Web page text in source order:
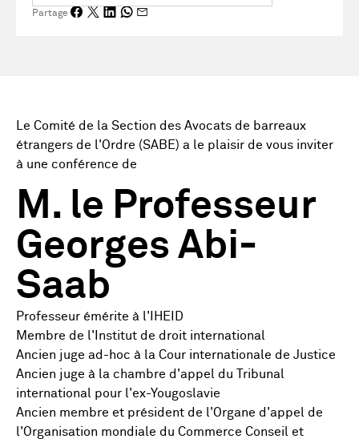
Partage
Le Comité de la Section des Avocats de barreaux
étrangers de l'Ordre (SABE) a le plaisir de vous inviter
à une conférence de
M. le Professeur
Georges Abi-
Saab
Professeur émérite à l'IHEID
Membre de l'Institut de droit international
Ancien juge ad-hoc à la Cour internationale de Justice
Ancien juge à la chambre d'appel du Tribunal
international pour l'ex-Yougoslavie
Ancien membre et président de l'Organe d'appel de
l'Organisation mondiale du Commerce Conseil et